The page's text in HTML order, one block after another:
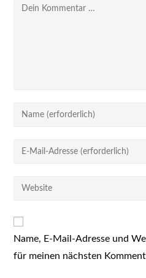
Kommentar
Gib
oder
zum
ein
Gib
Mail-
Kommentieren
ein
Gib
URL
ein
(optional)
Name, E-Mail-Adresse und
für meinen nächsten